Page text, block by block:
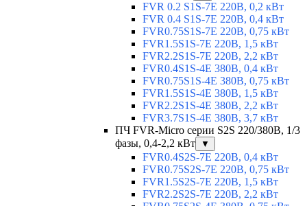
FVR 0.2 S1S-7E 220В, 0,2 кВт
FVR 0.4 S1S-7E 220В, 0,4 кВт
FVR0.75S1S-7E 220В, 0,75 кВт
FVR1.5S1S-7E 220В, 1,5 кВт
FVR2.2S1S-7E 220В, 2,2 кВт
FVR0.4S1S-4E 380В, 0,4 кВт
FVR0.75S1S-4E 380В, 0,75 кВт
FVR1.5S1S-4E 380В, 1,5 кВт
FVR2.2S1S-4E 380В, 2,2 кВт
FVR3.7S1S-4E 380В, 3,7 кВт
ПЧ FVR-Micro серии S2S 220/380В, 1/3
фазы, 0,4-2,2 кВт
▼
FVR0.4S2S-7E 220В, 0,4 кВт
FVR0.75S2S-7E 220В, 0,75 кВт
FVR1.5S2S-7E 220В, 1,5 кВт
FVR2.2S2S-7E 220В, 2,2 кВт